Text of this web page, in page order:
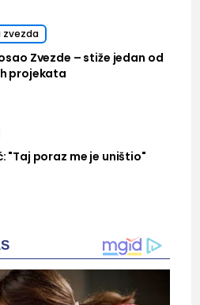
zvezda
Zvezde – stiže jedan od
projekata
"Taj poraz me je uništio"